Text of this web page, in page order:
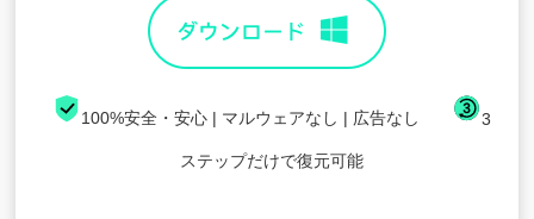
100%安全・安心 | マルウェアなし | 広告なし 3
ステップだけで復元可能